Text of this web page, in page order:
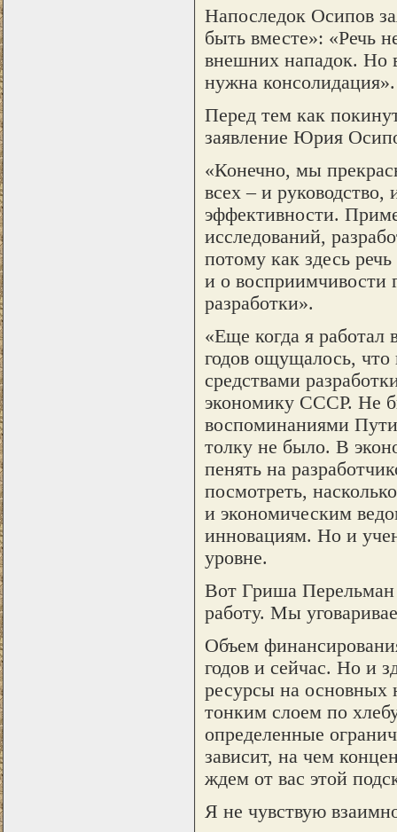
Напоследок Осипов
быть вместе»: «Речь
внешних нападок. Но
нужна консолидация».
Перед тем как
заявление Юрия
«Конечно, мы
всех – и
эффективности.
исследований,
потому как здесь
и о восприимчивости
разработки».
«Еще когда я работал
годов ощущалось,
средствами
экономику СССР. Не
воспоминаниями
толку не было. В
пенять на
посмотреть,
и экономическим
инновациям. Но и
уровне.
Вот Гриша Перельман
работу. Мы
Объем
годов и сейчас. Но и
ресурсы на основных
тонким слоем по
определенные
зависит, на чем
ждем от вас этой
Я не чувствую